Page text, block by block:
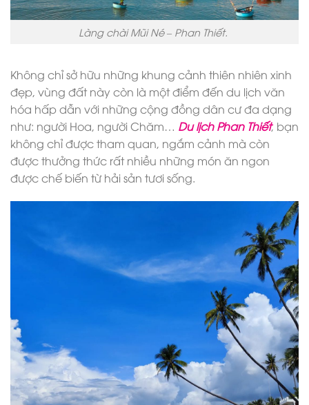
Làng chài Mũi Né – Phan Thiết.
Không chỉ sở hữu những khung cảnh thiên nhiên xinh
đẹp, vùng đất này còn là một điểm đến du lịch văn
hóa hấp dẫn với những cộng đồng dân cư đa dạng
như: người Hoa, người Chăm… Du lịch Phan Thiết, bạn
không chỉ được tham quan, ngắm cảnh mà còn
được thưởng thức rất nhiều những món ăn ngon
được chế biến từ hải sản tươi sống.